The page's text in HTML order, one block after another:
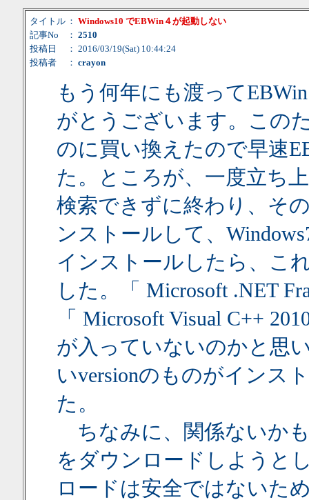
タイトル ： Windows10 でEBWin４が起動しない
記事No
： 2510
投稿日
： 2016/03/19(Sat) 10:44:24
投稿者
： crayon
もう何年にも渡って
がとうございます。この
のに買い換えたので早速
た。ところが、一度立ち
検索できずに終わり、そ
ンストールして、
インストールしたら、こ
した。「 Microsoft .NET
「 Microsoft Visual C++
が入っていないのかと思
いversionのものがインス
た。
ちなみに、関係ないか
をダウンロードしようと
ロードは安全ではないた